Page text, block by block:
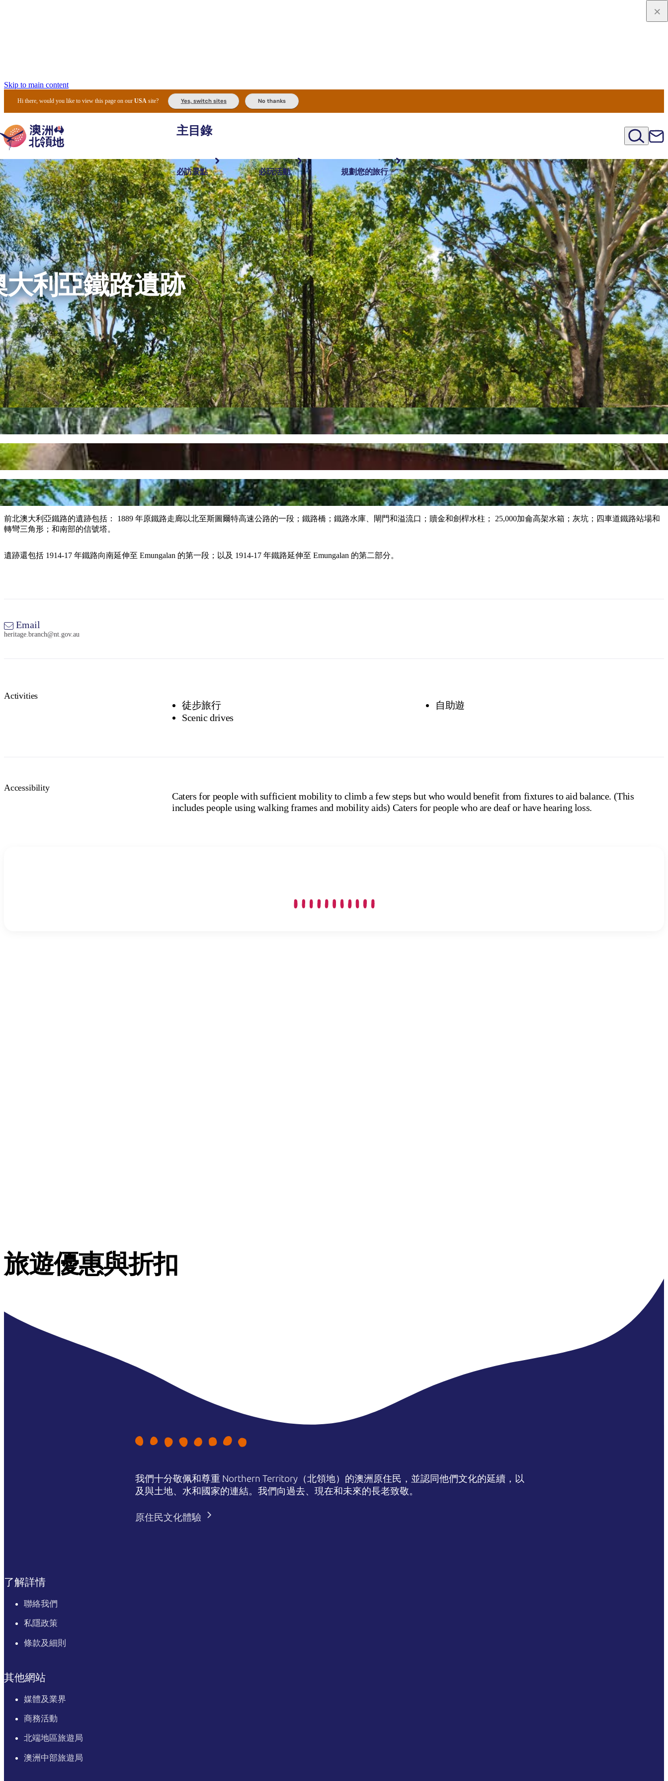
Skip to main content
Hi there, would you like to view this page on ourUSA site? Yes, switch sites No thanks
主目錄
必訪景點
最受歡迎目的地 內陸和戶外 按地區探索
必玩活動
體驗 旅客類型 推薦榜單
規劃您的旅行
規劃和預訂 實用資訊 規劃工具
搜尋:
大利亞鐵路遺跡
前北澳大利亞鐵路的遺跡包括： 1889 年原鐵路走廊以北至斯圖爾特高速公路的一段；鐵路橋；鐵路水庫、閘門和溢流口；贖金和劍桿水柱； 25,000加侖高架水箱；灰坑；四車道鐵路站場和
轉彎三角形；和南部的信號塔。
遺跡還包括 1914-17 年鐵路向南延伸至 Emungalan 的第一段；以及 1914-17 年鐵路延伸至 Emungalan 的第二部分。
Email
heritage.branch@nt.gov.au
Activities
徒步旅行
Scenic drives
自助遊
Accessibility
Caters for people with sufficient mobility to climb a few steps but who would benefit from fixtures to aid balance. (This
includes people using walking frames and mobility aids) Caters for people who are deaf or have hearing loss.
旅遊優惠與折扣
我們十分敬佩和尊重 Northern Territory（北領地）的澳洲原住民，並認同他們文化的延續，以
及與土地、水和國家的連結。我們向過去、現在和未來的長老致敬。
原住民文化體驗
了解詳情
聯絡我們
私隱政策
條款及細則
其他網站
媒體及業界
商務活動
北端地區旅遊局
澳洲中部旅遊局